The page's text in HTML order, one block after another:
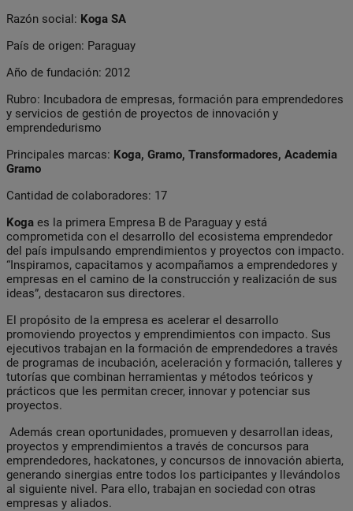
Razón social: Koga SA
País de origen: Paraguay
Año de fundación: 2012
Rubro: Incubadora de empresas, formación para emprendedores
y servicios de gestión de proyectos de innovación y
emprendedurismo
Principales marcas: Koga, Gramo, Transformadores, Academia
Gramo
Cantidad de colaboradores: 17
Koga es la primera Empresa B de Paraguay y está
comprometida con el desarrollo del ecosistema emprendedor
del país impulsando emprendimientos y proyectos con impacto.
“Inspiramos, capacitamos y acompañamos a emprendedores y
empresas en el camino de la construcción y realización de sus
ideas”, destacaron sus directores.
El propósito de la empresa es acelerar el desarrollo
promoviendo proyectos y emprendimientos con impacto. Sus
ejecutivos trabajan en la formación de emprendedores a través
de programas de incubación, aceleración y formación, talleres y
tutorías que combinan herramientas y métodos teóricos y
prácticos que les permitan crecer, innovar y potenciar sus
proyectos.
Además crean oportunidades, promueven y desarrollan ideas,
proyectos y emprendimientos a través de concursos para
emprendedores, hackatones, y concursos de innovación abierta,
generando sinergias entre todos los participantes y llevándolos
al siguiente nivel. Para ello, trabajan en sociedad con otras
empresas y aliados.